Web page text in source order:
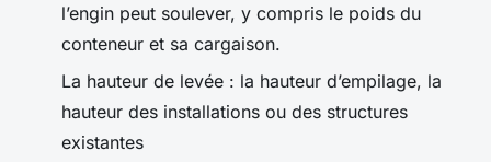
l’engin peut soulever, y compris le poids du
conteneur et sa cargaison.
La hauteur de levée : la hauteur d’empilage, la
hauteur des installations ou des structures
existantes